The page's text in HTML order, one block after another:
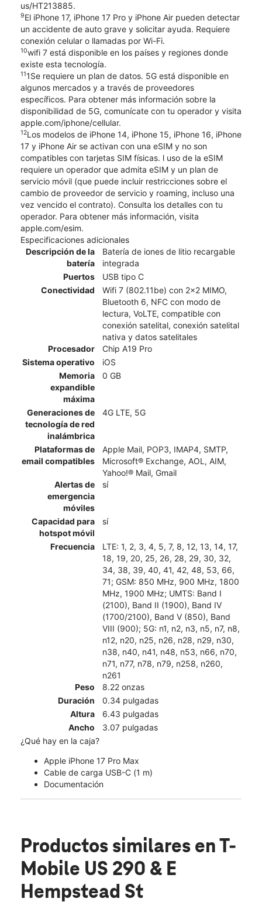
us/HT213885.
9El iPhone 17, iPhone 17 Pro y iPhone Air pueden detectar
un accidente de auto grave y solicitar ayuda. Requiere
conexión celular o llamadas por Wi-Fi.
10wifi 7 está disponible en los países y regiones donde
existe esta tecnología.
111Se requiere un plan de datos. 5G está disponible en
algunos mercados y a través de proveedores
específicos. Para obtener más información sobre la
disponibilidad de 5G, comunícate con tu operador y visita
apple.com/iphone/cellular.
12Los modelos de iPhone 14, iPhone 15, iPhone 16, iPhone
17 y iPhone Air se activan con una eSIM y no son
compatibles con tarjetas SIM físicas. l uso de la eSIM
requiere un operador que admita eSIM y un plan de
servicio móvil (que puede incluir restricciones sobre el
cambio de proveedor de servicio y roaming, incluso una
vez vencido el contrato). Consulta los detalles con tu
operador. Para obtener más información, visita
apple.com/esim.
Especificaciones adicionales
Descripción de la
batería
Batería de iones de litio recargable
integrada
Puertos
USB tipo C
Conectividad
Wifi 7 (802.11be) con 2x2 MIMO,
Bluetooth 6, NFC con modo de
lectura, VoLTE, compatible con
conexión satelital, conexión satelital
nativa y datos satelitales
Procesador
Chip A19 Pro
Sistema operativo
iOS
Memoria
expandible
máxima
0 GB
Generaciones de
tecnología de red
inalámbrica
4G LTE, 5G
Plataformas de
email compatibles
Apple Mail, POP3, IMAP4, SMTP,
Microsoft® Exchange, AOL, AIM,
Yahoo!® Mail, Gmail
Alertas de
emergencia
móviles
sí
Capacidad para
hotspot móvil
sí
Frecuencia
LTE: 1, 2, 3, 4, 5, 7, 8, 12, 13, 14, 17,
18, 19, 20, 25, 26, 28, 29, 30, 32,
34, 38, 39, 40, 41, 42, 48, 53, 66,
71; GSM: 850 MHz, 900 MHz, 1800
MHz, 1900 MHz; UMTS: Band I
(2100), Band II (1900), Band IV
(1700/2100), Band V (850), Band
VIII (900); 5G: n1, n2, n3, n5, n7, n8,
n12, n20, n25, n26, n28, n29, n30,
n38, n40, n41, n48, n53, n66, n70,
n71, n77, n78, n79, n258, n260,
n261
Peso
8.22 onzas
Duración
0.34 pulgadas
Altura
6.43 pulgadas
Ancho
3.07 pulgadas
¿Qué hay en la caja?
Apple iPhone 17 Pro Max
Cable de carga USB-C (1 m)
Documentación
Productos similares en T-
Mobile US 290 & E
Hempstead St